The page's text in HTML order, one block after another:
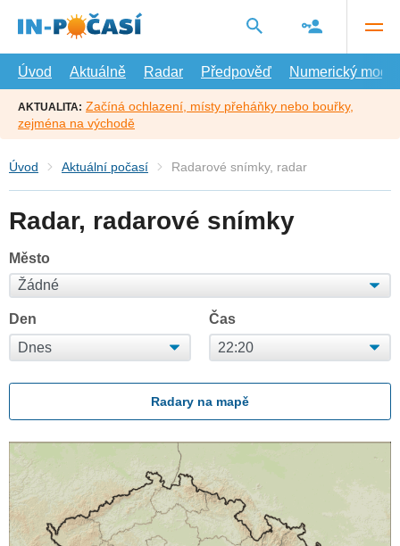
hlavní
Úvod
Aktuálně Radar Předpověď Numerický model
AKTUALITA: Začíná ochlazení, místy přeháňky nebo bouřky,
zejména na východě
Úvod Aktuální počasí Radarové snímky, radar
Radar, radarové snímky
Město
Den Čas
Radary na mapě